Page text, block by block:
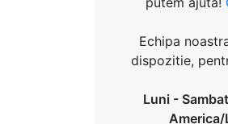
Echipa
dispozitie,
Luni -
America/